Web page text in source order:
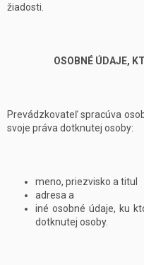
žiadosti.
OSOBNÉ ÚDAJE,
Prevádzkovateľ spracúva
svoje práva dotknutej osoby:
meno, priezvisko a titul
adresa a
iné osobné údaje, ku
dotknutej osoby.